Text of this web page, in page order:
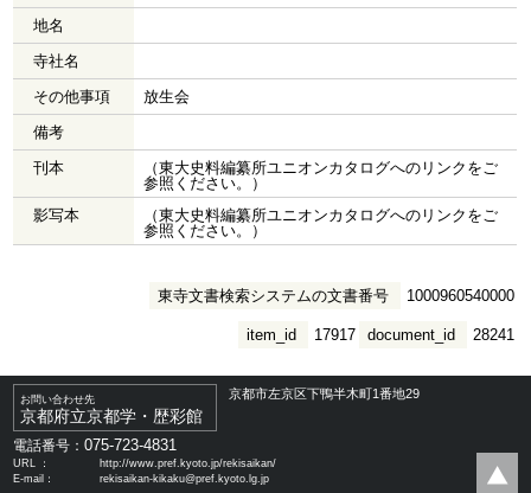
地名
寺社名
その他事項
放生会
備考
刊本
（東大史料編纂所ユニオンカタログへのリンクをご
参照ください。）
影写本
（東大史料編纂所ユニオンカタログへのリンクをご
参照ください。）
東寺文書検索システムの文書番号 1000960540000
document_id 28241
item_id 17917
お問い合わせ先
京都府立京都学・歴彩館
京都市左京区下鴨半木町1番地29
電話番号：075-723-4831
URL ：
http://www.pref.kyoto.jp/rekisaikan/
E-mail：
rekisaikan-kikaku@pref.kyoto.lg.jp